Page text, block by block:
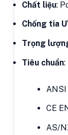
Chất liệu:
Chống tia
Trọng
Tiêu chuẩn:
ANSI
CE
AS/